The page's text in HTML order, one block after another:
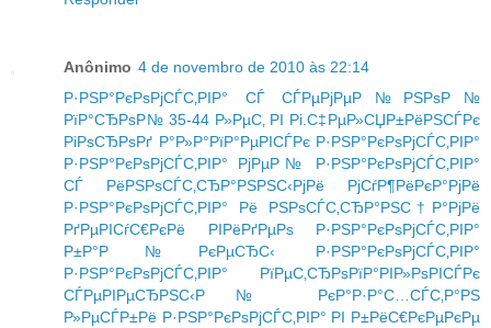
Anônimo 4 de novembro de 2010 às 22:14
Р·РЅР°РєРѕРјСЃС‚РІР° СЃ СЃРµРјРµР№РЅРѕР№
РїР°СЂРѕР№ 35-44 Р»РµС‚ РІ Рі.С‡РµР»СЏР±РёРЅСЃРє
РіРѕСЂРѕРґ Р°Р»Р°РїР°РµРІСЃРє Р·РЅР°РєРѕРјСЃС‚РІР°
Р·РЅР°РєРѕРјСЃС‚РІР° РјРµР№
Р·РЅР°РєРѕРјСЃС‚РІР°
СЃ РёРЅРѕСЃС‚СЂР°РЅРЅС‹РјРё РјСѓР¶РёРєР°РјРё
Р·РЅР°РєРѕРјСЃС‚РІР° Рё РЅРѕСЃС‚СЂР°РЅС†Р°РјРё
РґРµРІСѓС€РєРё РІРёРґРµРѕ Р·РЅР°РєРѕРјСЃС‚РІР°
Р±Р°Р№РєРµСЂС‹ Р·РЅР°РєРѕРјСЃС‚РІР°
Р·РЅР°РєРѕРјСЃС‚РІР° РїРµС‚СЂРѕРїР°РІР»РѕРІСЃРє
СЃРµРІРµСЂРЅС‹Р№ РєР°Р·Р°С…СЃС‚Р°РЅ
Р»РµСЃР±Рё Р·РЅР°РєРѕРјСЃС‚РІР° РІ Р±РёС€РєРµРєРµ